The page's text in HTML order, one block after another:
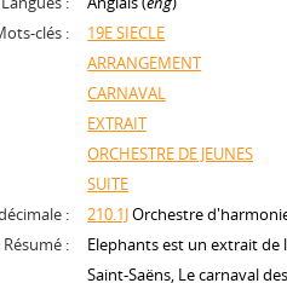
clés :
19E SIECLE
ARRANGEMENT
CARNAVAL
EXTRAIT
ORCHESTRE DE JEUNES
SUITE
:
210.1JOrchestre
Résumé :
Elephants est un extrait de
Saint-Saëns, Le carnaval